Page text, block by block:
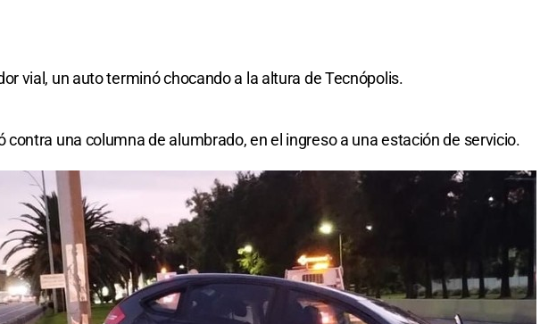
vial, un auto terminó chocando a la altura de Tecnópolis.
contra una columna de alumbrado, en el ingreso a una estación de servicio.